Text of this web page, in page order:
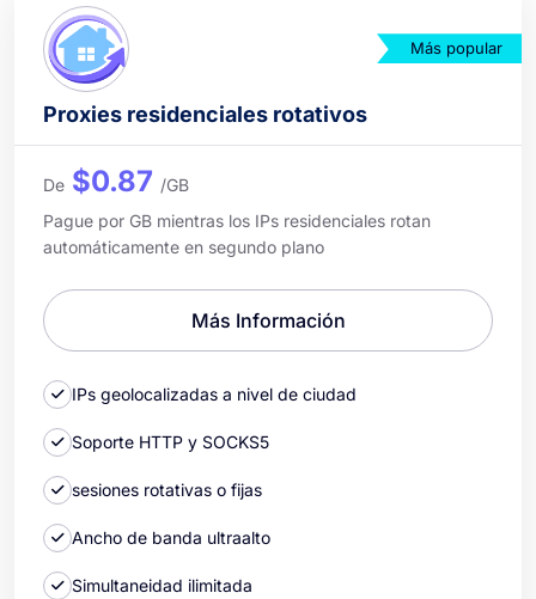
Más popular
Proxies residenciales rotativos
De $0.87 /GB
Pague por GB mientras los IPs residenciales rotan
automáticamente en segundo plano
Más Información
IPs geolocalizadas a nivel de ciudad
Soporte HTTP y SOCKS5
sesiones rotativas o fijas
Ancho de banda ultraalto
Simultaneidad ilimitada